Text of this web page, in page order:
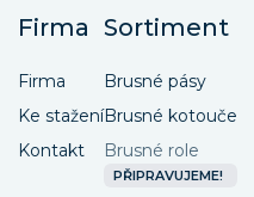
Firma
Firma
Ke stažení
Kontakt
Sortiment
Brusné pásy
Brusné kotouče
Brusné role
PŘIPRAVUJEME!